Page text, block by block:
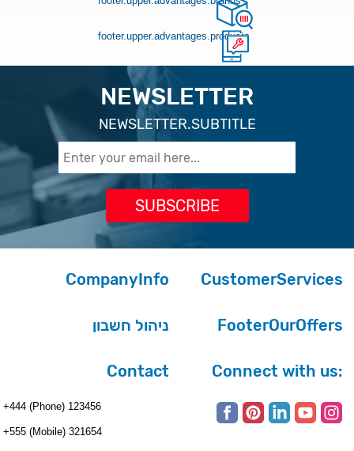
footer.upper.advantages.products
NEWSLETTER
NEWSLETTER.SUBTITLE
CompanyInfo CustomerServices
ניהול חשבון FooterOurOffers
Contact
+444 (Phone) 123456
+555 (Mobile) 321654
Connect with us: